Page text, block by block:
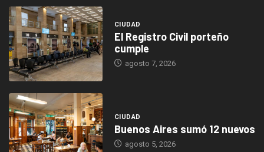
CIUDAD
El Registro Civil porteño
cumple
agosto 7, 2026
CIUDAD
Buenos Aires sumó 12 nuevos
agosto 5, 2026